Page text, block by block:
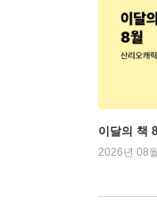
이달의 책
2026년 08